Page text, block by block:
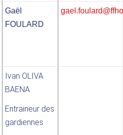
Gaël
FOULARD
Ivan OLIVA
BAENA
Entraineur des
gardiennes